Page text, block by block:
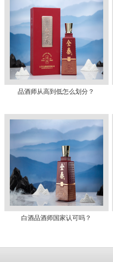
品酒师从高到低怎么划分？
白酒品酒师国家认可吗？